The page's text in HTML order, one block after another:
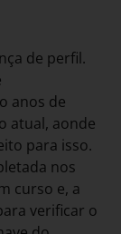
de perfil.
anos de
atual, aonde
para isso.
nos
curso e, a
verificar o